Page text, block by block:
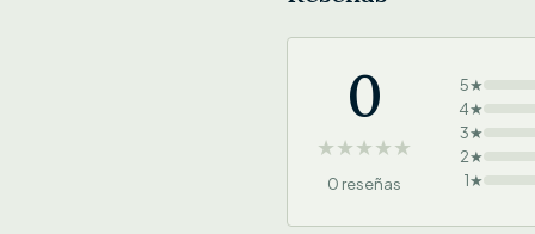
0
★★★★★
0 reseñas
5★
4★
3★
2★
1★